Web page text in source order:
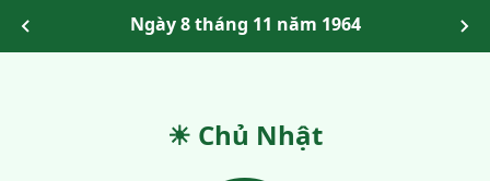
Ngày 8 tháng 11 năm 1964
☀ Chủ Nhật